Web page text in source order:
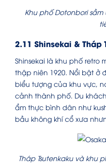
Khu phố Dotonbori
2.11 Shinsekai & Tháp
Shinsekai là khu phố retro
thập niên 1920. Nổi bật ở
biểu tượng của khu vực,
cảnh thành phố. Du
ẩm thực bình dân như
bầu không khí cổ xưa
Tháp Tsutenkaku và khu